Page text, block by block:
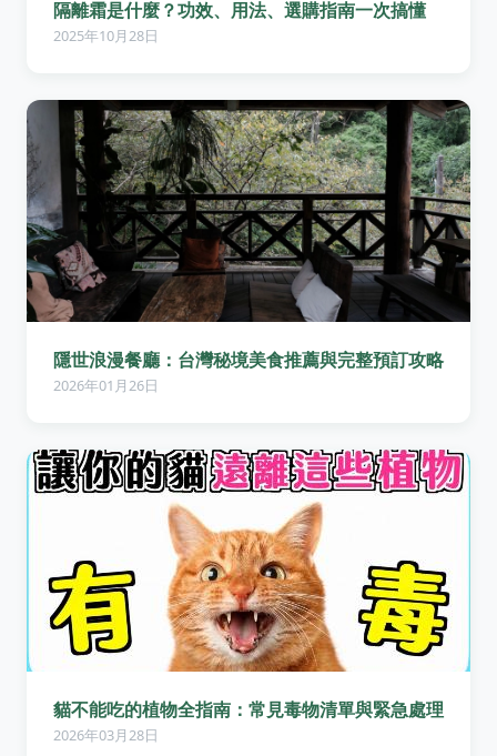
隔離霜是什麼？功效、用法、選購指南一次搞懂
2025年10月28日
隱世浪漫餐廳：台灣秘境美食推薦與完整預訂攻略
2026年01月26日
貓不能吃的植物全指南：常見毒物清單與緊急處理
2026年03月28日